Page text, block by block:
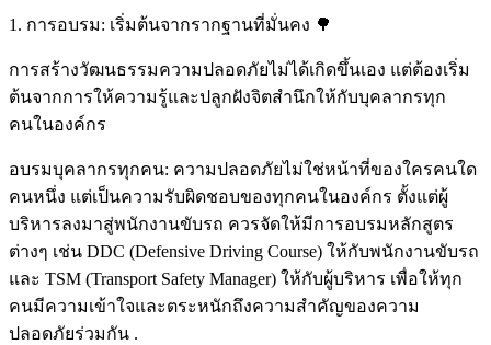
1. การอบรม: เริ่มต้นจากรากฐานที่มั่นคง 🌳
การสร้างวัฒนธรรมความปลอดภัยไม่ได้เกิดขึ้นเอง แต่ต้องเริ่ม
ต้นจากการให้ความรู้และปลูกฝังจิตสำนึกให้กับบุคลากรทุก
คนในองค์กร
อบรมบุคลากรทุกคน: ความปลอดภัยไม่ใช่หน้าที่ของใครคนใด
คนหนึ่ง แต่เป็นความรับผิดชอบของทุกคนในองค์กร ตั้งแต่ผู้
บริหารลงมาสู่พนักงานขับรถ ควรจัดให้มีการอบรมหลักสูตร
ต่างๆ เช่น DDC (Defensive Driving Course) ให้กับพนักงานขับรถ
และ TSM (Transport Safety Manager) ให้กับผู้บริหาร เพื่อให้ทุก
คนมีความเข้าใจและตระหนักถึงความสำคัญของความ
ปลอดภัยร่วมกัน .